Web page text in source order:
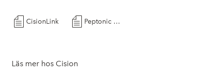
CisionLink Peptonic Medical AB publ - Första order från Joylux mottagen
Läs mer hos Cision